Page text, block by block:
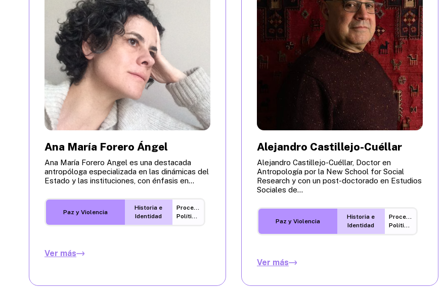
Ana María Forero Ángel
Ana María Forero Angel es una destacada
antropóloga especializada en las dinámicas del
Estado y las instituciones, con énfasis en...
Paz y Violencia
Historia e
Identidad
Procesos
Políticos
Ver más
Alejandro Castillejo-Cuéllar
Alejandro Castillejo-Cuéllar, Doctor en
Antropología por la New School for Social
Research y con un post-doctorado en Estudios
Sociales de...
Paz y Violencia
Historia e
Identidad
Procesos
Políticos
Ver más